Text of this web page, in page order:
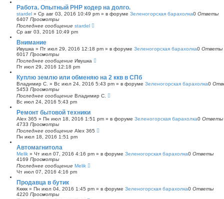
Работа. Опытный PHP кодер на долго.
stardel » Ср авг 03, 2016 10:49 pm » в форуме Зеленогорская барахолка0 Ответы
6407 Просмотры
Последнее сообщение stardel
Ср авг 03, 2016 10:49 pm
Внимание
Ивушка » Пт июл 29, 2016 12:18 pm » в форуме Зеленогорская барахолка0 Ответы
6017 Просмотры
Последнее сообщение Ивушка
Пт июл 29, 2016 12:18 pm
Куплю землю или обменяю на 2 ккв в СПб
Владимир С. » Вс июл 24, 2016 5:43 pm » в форуме Зеленогорская барахолка0
5453 Просмотры
Последнее сообщение Владимир С.
Вс июл 24, 2016 5:43 pm
Ремонт бытовой техники
Alex 365 » Пн июл 18, 2016 1:51 pm » в форуме Зеленогорская барахолка0 Ответы
4733 Просмотры
Последнее сообщение Alex 365
Пн июл 18, 2016 1:51 pm
Автомагнитола
Melik » Чт июл 07, 2016 4:16 pm » в форуме Зеленогорская барахолка0 Ответы
4169 Просмотры
Последнее сообщение Melik
Чт июл 07, 2016 4:16 pm
Продавца в бутик
Ккккк » Пн июл 04, 2016 1:45 pm » в форуме Зеленогорская барахолка0 Ответы
4220 Просмотры